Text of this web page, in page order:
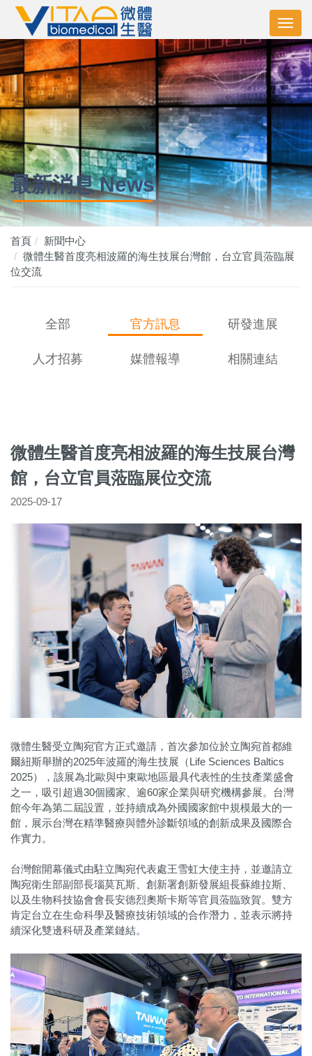
最新消息 News
首頁
新聞中心
微體生醫首度亮相波羅的海生技展台灣館，台立官員蒞臨展
位交流
全部 官方訊息 研發進展
人才招募 媒體報導 相關連結
微體生醫首度亮相波羅的海生技展台灣
館，台立官員蒞臨展位交流
2025-09-17
微體生醫受立陶宛官方正式邀請，首次參加位於立陶宛首都維
爾紐斯舉辦的2025年波羅的海生技展（Life Sciences Baltics
2025），該展為北歐與中東歐地區最具代表性的生技產業盛會
之一，吸引超過30個國家、逾60家企業與研究機構參展。台灣
館今年為第二屆設置，並持續成為外國國家館中規模最大的一
館，展示台灣在精準醫療與體外診斷領域的創新成果及國際合
作實力。
台灣館開幕儀式由駐立陶宛代表處王雪虹大使主持，並邀請立
陶宛衛生部副部長瑙莫瓦斯、創新署創新發展組長蘇維拉斯、
以及生物科技協會會長安德烈奧斯卡斯等官員蒞臨致賀。雙方
肯定台立在生命科學及醫療技術領域的合作潛力，並表示將持
續深化雙邊科研及產業鏈結。